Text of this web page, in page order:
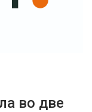
во две